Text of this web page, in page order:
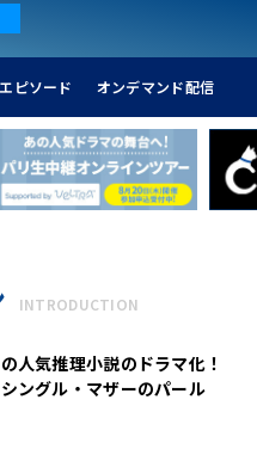
エピソード オンデマンド配信
INTRODUCTION
人気推理小説のドラマ化！
ングル・マザーのパール